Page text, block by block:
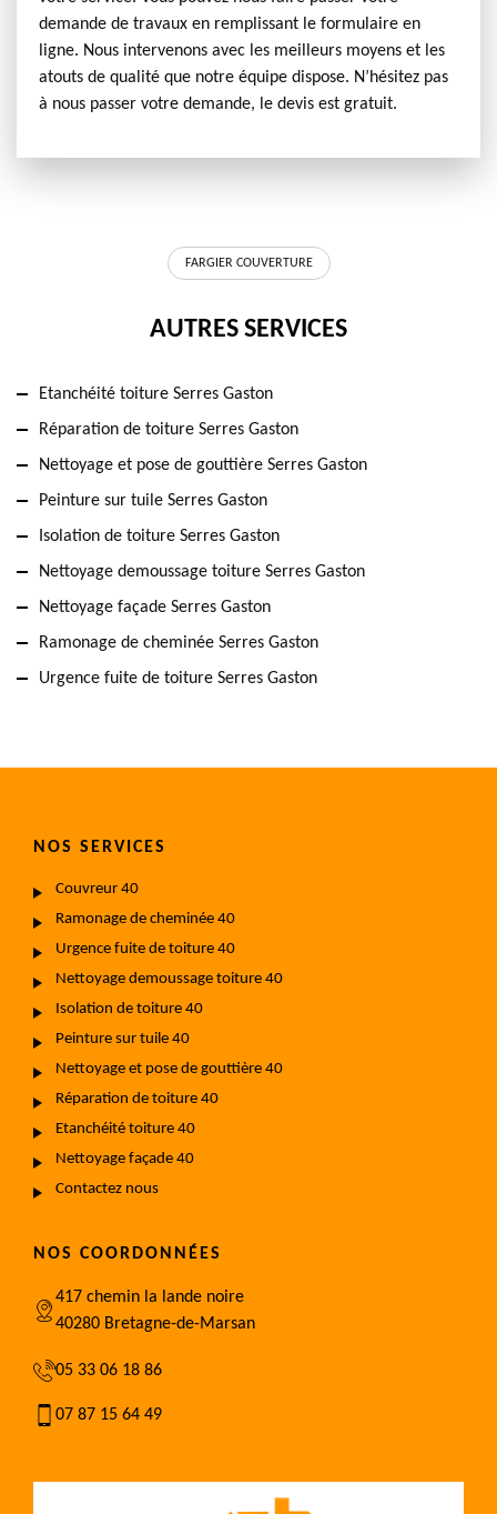
demande de travaux en remplissant le formulaire en
ligne. Nous intervenons avec les meilleurs moyens et les
atouts de qualité que notre équipe dispose. N’hésitez pas
à nous passer votre demande, le devis est gratuit.
FARGIER COUVERTURE
AUTRES SERVICES
Etanchéité toiture Serres Gaston
Réparation de toiture Serres Gaston
Nettoyage et pose de gouttière Serres Gaston
Peinture sur tuile Serres Gaston
Isolation de toiture Serres Gaston
Nettoyage demoussage toiture Serres Gaston
Nettoyage façade Serres Gaston
Ramonage de cheminée Serres Gaston
Urgence fuite de toiture Serres Gaston
NOS SERVICES
Couvreur 40
Ramonage de cheminée 40
Urgence fuite de toiture 40
Nettoyage demoussage toiture 40
Isolation de toiture 40
Peinture sur tuile 40
Nettoyage et pose de gouttière 40
Réparation de toiture 40
Etanchéité toiture 40
Nettoyage façade 40
Contactez nous
NOS COORDONNÉES
417 chemin la lande noire
40280 Bretagne-de-Marsan
05 33 06 18 86
07 87 15 64 49